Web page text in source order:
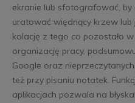
ekranie lub sfotografować, by
uratować więdnący krzew
kolację z tego co pozostało
organizację pracy,
Google oraz
też przy pisaniu notatek.
aplikacjach pozwala na